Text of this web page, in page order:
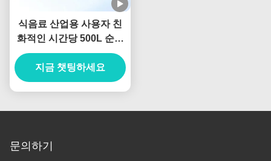
식음료 산업용 사용자 친
화적인 시간당 500L 순수
정수 시스템
지금 챗팅하세요
문의하기